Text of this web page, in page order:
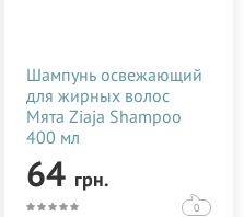
Шампунь освежающий
для жирных волос
Мята Ziaja Shampoo
400 мл
64 грн.
0